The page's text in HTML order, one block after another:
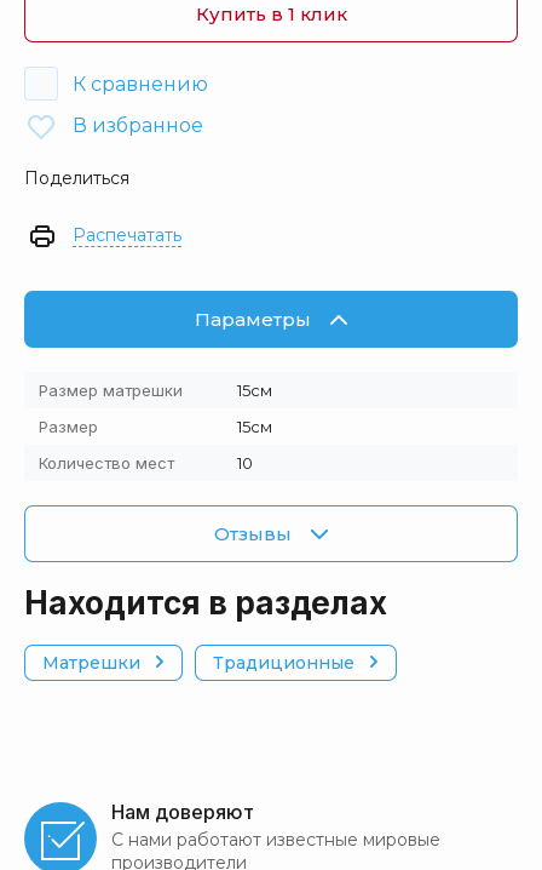
Купить в 1 клик
К сравнению
В избранное
Поделиться
Распечатать
Параметры
Размер матрешки
15см
Размер
15см
Количество мест
10
Отзывы
Находится в разделах
Матрешки Традиционные
Нам доверяют
С нами работают известные мировые
производители